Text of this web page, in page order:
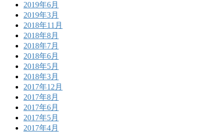
2019年6月
2019年3月
2018年11月
2018年8月
2018年7月
2018年6月
2018年5月
2018年3月
2017年12月
2017年8月
2017年6月
2017年5月
2017年4月